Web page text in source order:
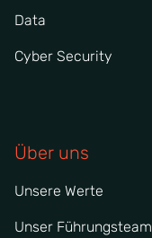
Data
Cyber Security
Über uns
Unsere Werte
Unser Führungsteam